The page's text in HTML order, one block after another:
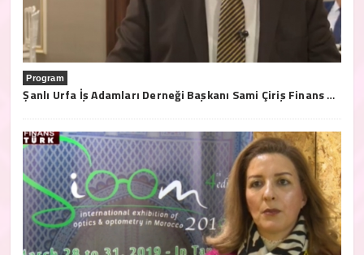
Program
Şanlı Urfa İş Adamları Derneği Başkanı Sami Çiriş Finans Türk Tv'ye açıklamalarda bulundu.